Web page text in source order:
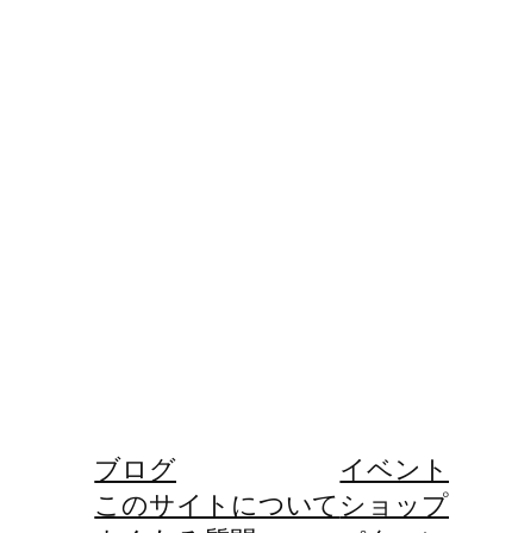
ブログ
このサイトについて
イベント
ショップ